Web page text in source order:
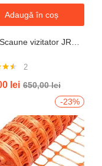
Adaugă în coș
5
2
lei 650,00lei
-23%